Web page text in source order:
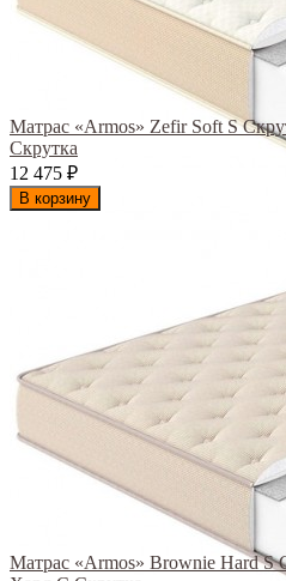
Матрас «Armos» Zefir Soft S
Скрутка
12 475 ₽
В корзину
Матрас «Armos» Brownie Hard S